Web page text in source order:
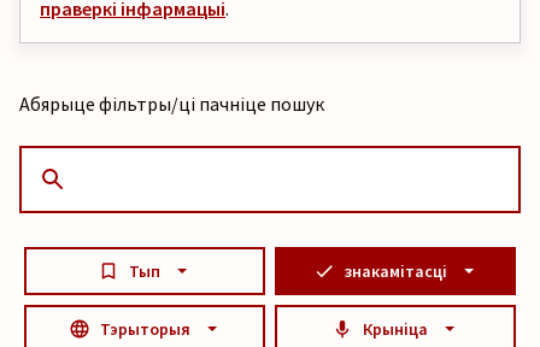
праверкі інфармацыі.
Абярыце фільтры/ці пачніце пошук
Тып знакамітасці
Тэрыторыя Крыніца